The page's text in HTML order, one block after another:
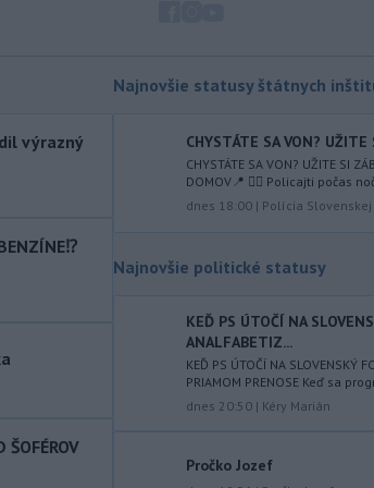
šesťmesačnej výpovednej lehoty.
vyvolali v hornatých oblastiach
Rakúska povodne a
varuje v piatokpred búrkami vo
východného Slovenska. Vydal preto
výstrahu prvého stupňa.
Ministerstvo vnútra (MV) SR
požiada Národný bezpečnostnýúrad
dodaných radarových zariadení, ktoré
sú v pilotnej prevádzke.
výrazný
ŠOFÉROV
Najnovšie statusy štátnych
CHYSTÁTE SA VON? UŽITE
CHYSTÁTE SA VON? UŽITE SI
DOMOV📍 👮‍♂️ Policajti počas
dnes 18:00 | Polícia
Najnovšie politické statusy
KEĎ PS ÚTOČÍ NA
ANALFABETIZ...
KEĎ PS ÚTOČÍ NA SLOVENSKÝ
PRIAMOM PRENOSE Keď sa
dnes 20:50 | Kéry Marián
Pročko Jozef